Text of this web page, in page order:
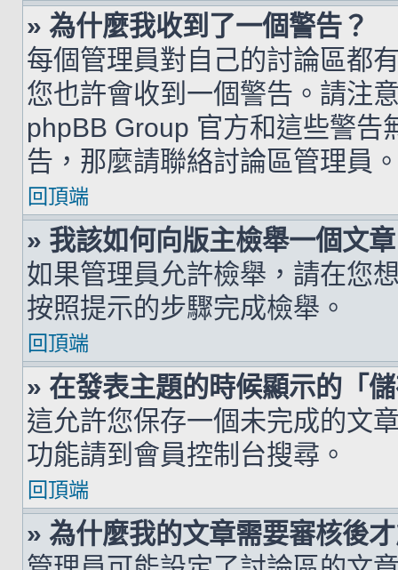
» 為什麼我收到了一個警告？
每個管理員對自己的討論區都
您也許會收到一個警告。請注
phpBB Group 官方和這些警告
告，那麼請聯絡討論區管理員
回頂端
» 我該如何向版主檢舉一個文
如果管理員允許檢舉，請在您
按照提示的步驟完成檢舉。
回頂端
» 在發表主題的時候顯示的「
這允許您保存一個未完成的文
功能請到會員控制台搜尋。
回頂端
» 為什麼我的文章需要審核後